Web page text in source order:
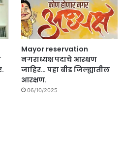
Mayor reservation
नगराध्यक्ष पदाचे आरक्षण
जाहिर… पहा बीड जिल्ह्यातील
आरक्षण.
06/10/2025